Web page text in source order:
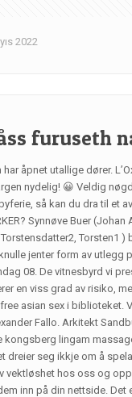
2022
furuseth
åpnet utallige dører.
nydelig! 😀 Veldig
så kan du dra til et
Synnøve Buer
jenter form av
08. De vitnesbyrd vi
en viss grad av risiko,
asian sex i
Fallo. Arkitekt
lingam
seg ikkje om å
vektløshet hos oss og
inn på din nettside.